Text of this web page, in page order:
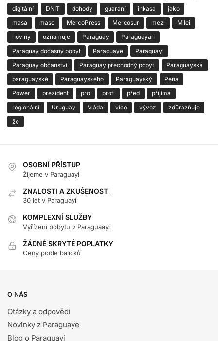
digitální
DNIT dohody guaraní inkasa
jako
masa
maso MercoPress Mercosur mezi
Milei
noviny
oznamuje Paraguay
Paraguayan
Paraguay dočasný pobyt
Paraguaye
Paraguayi
Paraguay občanství
Paraguay přechodný pobyt
Paraguayská
paraguayské
Paraguayského Paraguayský
Peña
Power
prezident pro proti před
přijímá
regionální
Uruguay Vláda více vývoz
zdůrazňuje
že
OSOBNÍ PŘÍSTUP
Žijeme v Paraguayi
ZNALOSTI A ZKUŠENOSTI
30 let v Paraguayi
KOMPLEXNÍ SLUŽBY
Vyřízení pobytu v Paraguaayi
ŽÁDNÉ SKRYTÉ POPLATKY
Ceny podle balíčků
O NÁS
Otázky a odpovědi
Novinky z Paraguaye
Blog o Paraguayi